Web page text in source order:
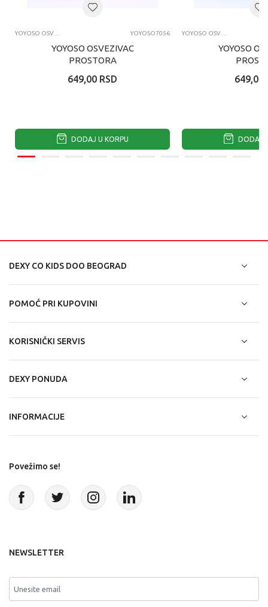
YOYOSO7056
YOYOSO OSVEZIVAC
PROSTORA
649,00 RSD
DODAJ U KORPU
YOYOSO
649,00
DODAJ
DEXY CO KIDS DOO BEOGRAD
POMOĆ PRI KUPOVINI
KORISNIČKI SERVIS
DEXY PONUDA
INFORMACIJE
Povežimo se!
NEWSLETTER